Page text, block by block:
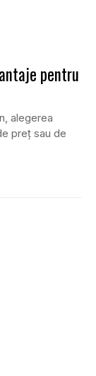
pentru
alegerea
preț sau de